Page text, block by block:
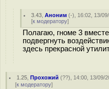
3.43 ,Аноним (-), 16:02, 13/
[к модератору]
Полагаю, гноме 3
подвергнуть
здесь прекрасной
1.25 ,Прохожий (??), 14:00, 13/09/
[к модератору]